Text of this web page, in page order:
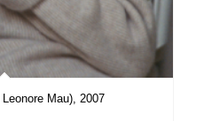
Mau), 2007